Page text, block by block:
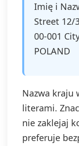
Imię i
Street 12/
00-001
POLAND
Nazwa
literami.
nie zaklejaj
preferuje